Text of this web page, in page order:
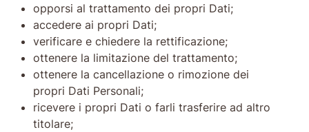
opporsi al trattamento dei propri Dati;
accedere ai propri Dati;
verificare e chiedere la rettificazione;
ottenere la limitazione del trattamento;
ottenere la cancellazione o rimozione dei
propri Dati Personali;
ricevere i propri Dati o farli trasferire ad altro
titolare;